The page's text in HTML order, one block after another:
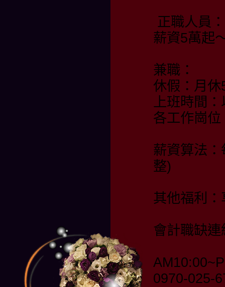
正職人員：
薪資5萬起
兼職：
休假：月休
上班時間
各工作崗位
薪資算法
整)
其他福利
會計職缺
0970-025-